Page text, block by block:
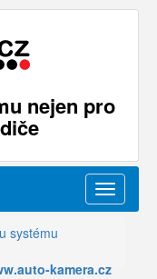
nejen pro
Menu
systému
kamera.cz